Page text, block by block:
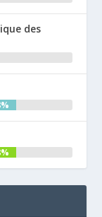
des